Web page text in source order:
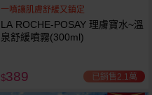
一噴讓肌膚舒緩又鎮定
LA ROCHE-POSAY 理膚寶水~溫
泉舒緩噴霧(300ml)
$389 已銷售2.1萬